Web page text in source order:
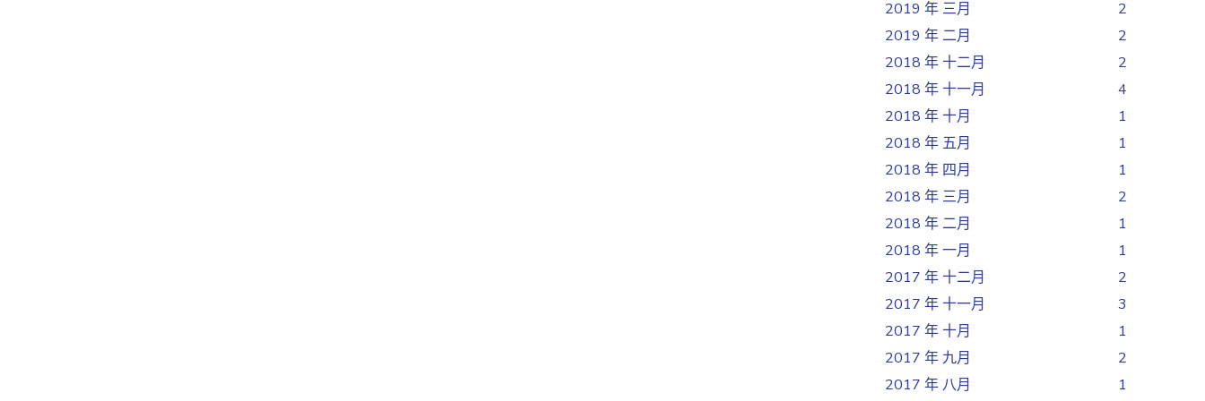
2019 年 三月
2
2019 年 二月
2
2018 年 十二月
2
2018 年 十一月
4
2018 年 十月
1
2018 年 五月
1
2018 年 四月
1
2018 年 三月
2
2018 年 二月
1
2018 年 一月
1
2017 年 十二月
2
2017 年 十一月
3
2017 年 十月
1
2017 年 九月
2
2017 年 八月
1